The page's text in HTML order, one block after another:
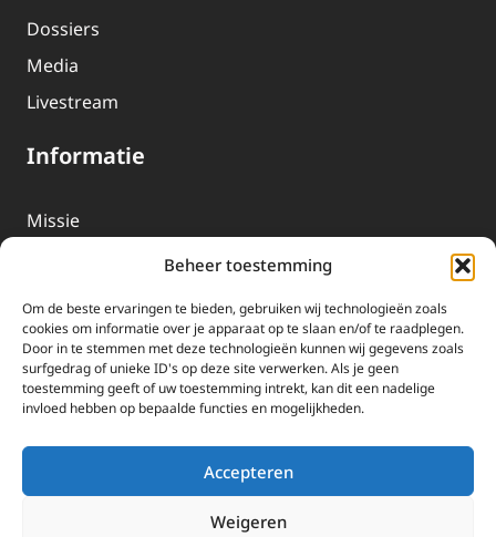
Beheer toestemming
Om de beste ervaringen te bieden, gebruiken wij technologieën zoals
cookies om informatie over je apparaat op te slaan en/of te raadplegen.
Door in te stemmen met deze technologieën kunnen wij gegevens zoals
surfgedrag of unieke ID's op deze site verwerken. Als je geen
toestemming geeft of uw toestemming intrekt, kan dit een nadelige
invloed hebben op bepaalde functies en mogelijkheden.
Accepteren
Weigeren
Dossiers
Media
Livestream
Informatie
Missie
EWTN-Team
Organisatiegegevens
Doneren
EWTN wordt uitsluitend gefinancierd door uw donaties.
Wij ontvangen bewust geen advertentie-inkomsten of